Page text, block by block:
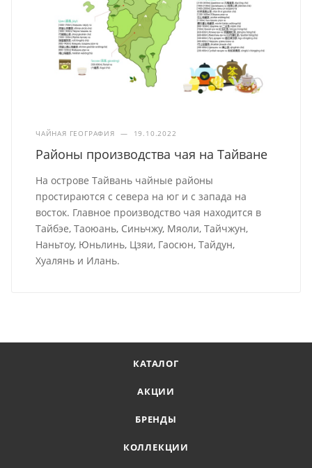
ЧАЙНАЯ ГЕОГРАФИЯ — 19.10.2022
Районы производства чая на Тайване
На острове Тайвань чайные районы
простираются с севера на юг и с запада на
восток. Главное производство чая находится в
Тайбэе, Таоюань, Синьчжу, Мяоли, Тайчжун,
Наньтоу, Юньлинь, Цзяи, Гаосюн, Тайдун,
Хуалянь и Илань.
КАТАЛОГ
АКЦИИ
БРЕНДЫ
КОЛЛЕКЦИИ